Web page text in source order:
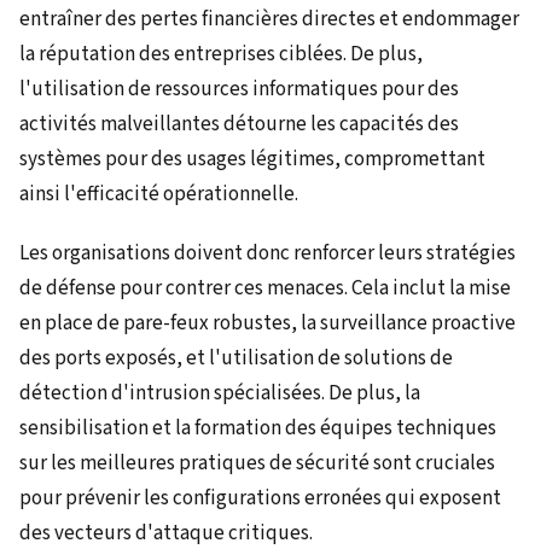
entraîner des pertes financières directes et endommager
la réputation des entreprises ciblées. De plus,
l'utilisation de ressources informatiques pour des
activités malveillantes détourne les capacités des
systèmes pour des usages légitimes, compromettant
ainsi l'efficacité opérationnelle.
Les organisations doivent donc renforcer leurs stratégies
de défense pour contrer ces menaces. Cela inclut la mise
en place de pare-feux robustes, la surveillance proactive
des ports exposés, et l'utilisation de solutions de
détection d'intrusion spécialisées. De plus, la
sensibilisation et la formation des équipes techniques
sur les meilleures pratiques de sécurité sont cruciales
pour prévenir les configurations erronées qui exposent
des vecteurs d'attaque critiques.